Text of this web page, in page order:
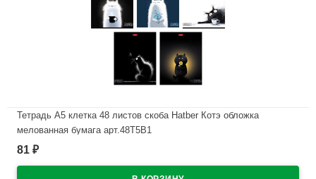
Тетрадь А5 клетка 48 листов скоба Hatber Котэ обложка
мелованная бумага арт.48Т5В1
В наличии
81 ₽